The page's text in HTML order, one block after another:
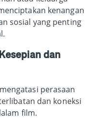
kenangan
sosial yang penting
dan
perasaan
dan koneksi
film.